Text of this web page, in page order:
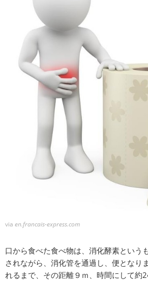
via en.francais-express.com
口から食べた食べ物は、消化酵素という
されながら、消化管を通過し、便となり
れるまで、その距離９ｍ、時間にして約